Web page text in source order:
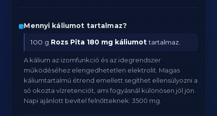
Mennyi káliumot tartalmaz?
100 g Rozs Pita 180 mg káliumottartalmaz.
A kálium az izomfunkció és az idegrendszer
működéséhez elengedhetetlen elektrolit. Magas
káliumtartalmú étrend emellett segíthet ellensúlyozni a
só okozta vízretenciót, ami fogyásnál különösen jól jön.
Napi ajánlott bevitel felnőtteknek: 3500 mg.